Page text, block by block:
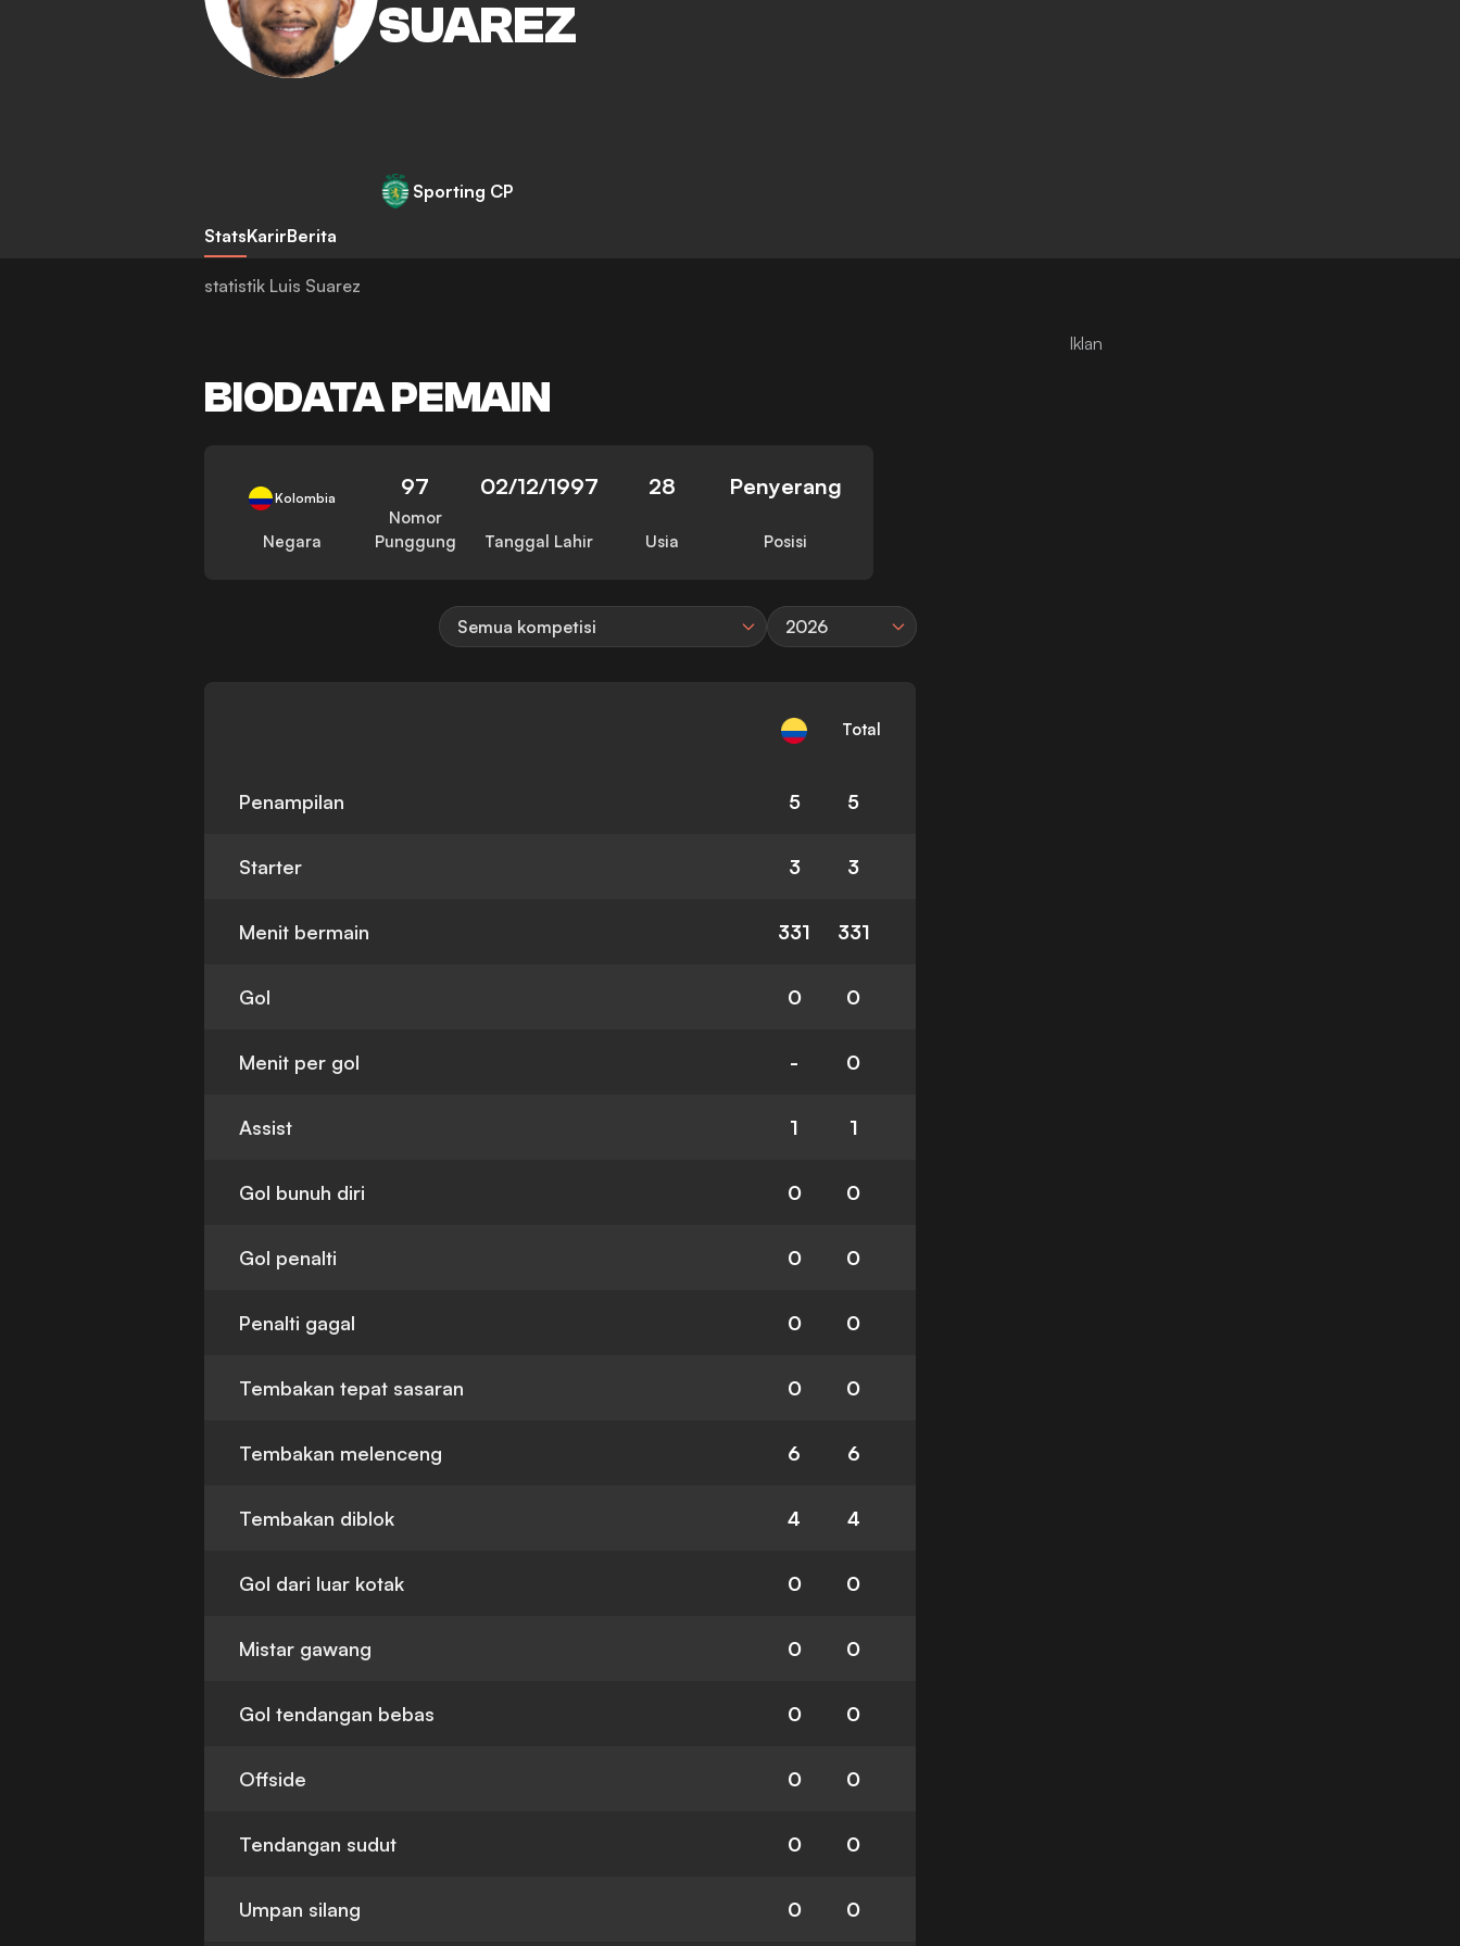
SUAREZ
Sporting CP
StatsKarirBerita
statistik Luis Suarez
BIODATA PEMAIN
Kolombia
Negara
97
Nomor
Punggung
02/12/1997
Tanggal Lahir
28
Usia
Penyerang
Posisi
Semua kompetisi 2026
Total
Penampilan 5 5
Starter 3 3
Menit bermain 331 331
Gol 0 0
Menit per gol - 0
Assist 1 1
Gol bunuh diri 0 0
Gol penalti 0 0
Penalti gagal 0 0
Tembakan tepat sasaran 0 0
Tembakan melenceng 6 6
Tembakan diblok 4 4
Gol dari luar kotak 0 0
Mistar gawang 0 0
Gol tendangan bebas 0 0
Offside 0 0
Tendangan sudut 0 0
Umpan silang 0 0